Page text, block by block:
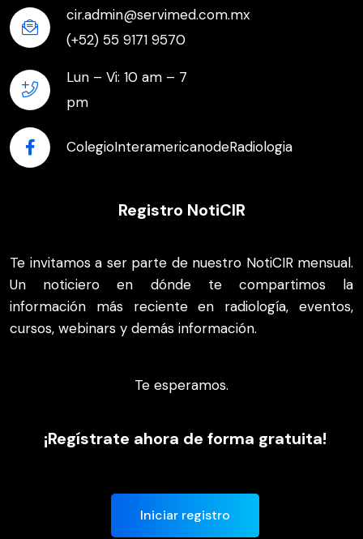
cir.admin@servimed.com.mx
(+52) 55 9171 9570
Lun – Vi: 10 am – 7
pm
ColegioInteramericanodeRadiologia
Registro NotiCIR
Te invitamos a ser parte de nuestro NotiCIR mensual.
Un noticiero en dónde te compartimos la
información más reciente en radiología, eventos,
cursos, webinars y demás información.
Te esperamos.
¡Regístrate ahora de forma gratuita!
Iniciar registro